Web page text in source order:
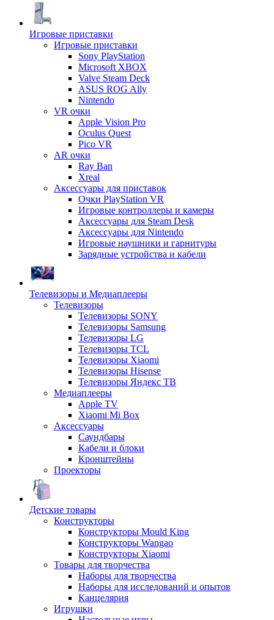
Игровые приставки
Игровые приставки
Sony PlayStation
Microsoft XBOX
Valve Steam Deck
ASUS ROG Ally
Nintendo
VR очки
Apple Vision Pro
Oculus Quest
Pico VR
AR очки
Ray Ban
Xreal
Аксессуары для приставок
Очки PlayStation VR
Игровые контроллеры и камеры
Аксессуары для Steam Desk
Аксессуары для Nintendo
Игровые наушники и гарнитуры
Зарядные устройства и кабели
Телевизоры и Медиаплееры
Телевизоры
Телевизоры SONY
Телевизоры Samsung
Телевизоры LG
Телевизоры TCL
Телевизоры Xiaomi
Телевизоры Hisense
Телевизоры Яндекс ТВ
Медиаплееры
Apple TV
Xiaomi Mi Box
Аксессуары
Саундбары
Кабели и блоки
Кронштейны
Проекторы
Детские товары
Конструкторы
Конструкторы Mould King
Конструкторы Wangao
Конструкторы Xiaomi
Товары для творчества
Наборы для творчества
Наборы для исследований и опытов
Канцелярия
Игрушки